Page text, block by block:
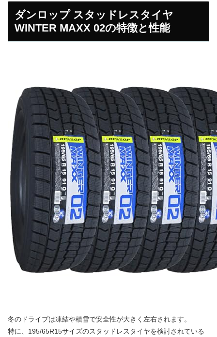
ダンロップ スタッドレスタイヤ
WINTER MAXX 02の特徴と性能
冬のドライブは凍結や積雪で安全性が大きく左右されます。
特に、195/65R15サイズのスタッドレスタイヤを検討されている